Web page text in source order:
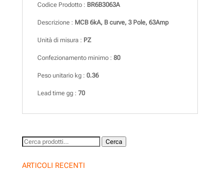
Codice Prodotto : BR6B3063A
Descrizione : MCB 6kA, B curve, 3 Pole, 63Amp
Unità di misura : PZ
Confezionamento minimo : 80
Peso unitario kg : 0.36
Lead time gg : 70
Cerca: Cerca
ARTICOLI RECENTI